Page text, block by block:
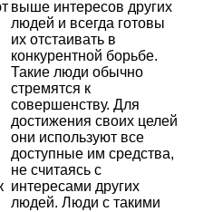
выше интересов других
людей и всегда готовы
их отстаивать в
конкурентной борьбе.
Такие люди обычно
стремятся к
совершенству. Для
достижения своих целей
они используют все
доступные им средства,
не считаясь с
интересами других
людей. Люди с такими